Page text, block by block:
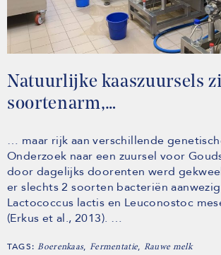
Natuurlijke kaaszuursels
soortenarm,…
… maar rijk aan verschillende
Onderzoek naar een zuursel voor
door dagelijks doorenten werd
er slechts 2 soorten bacteriën
Lactococcus lactis en Leuconostoc
(Erkus et al., 2013). …
TAGS:Boerenkaas, Fermentatie, Rauwe melk